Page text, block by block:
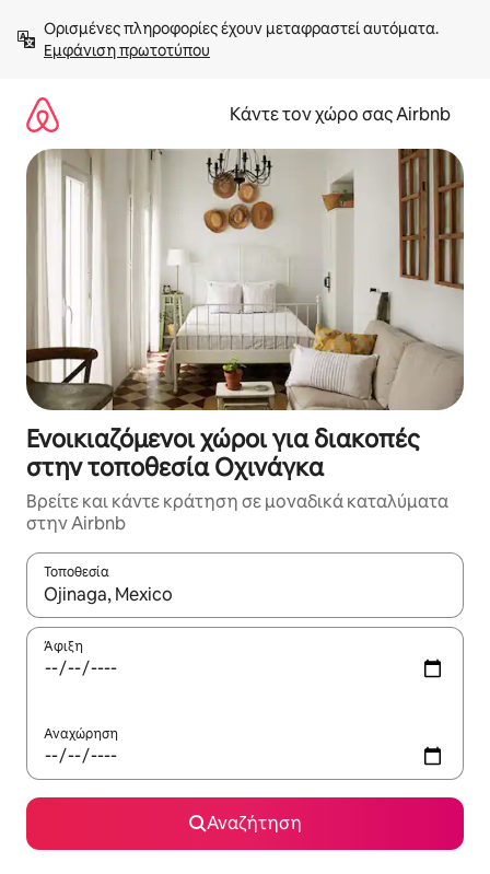
στο
περιεχόμενοΕμφάνιση πρωτοτύπου
Κάντε τον χώρο σας Airbnb
Ενοικιαζόμενοι χώροι για διακοπές
στην τοποθεσία Οχινάγκα
Βρείτε και κάντε κράτηση σε μοναδικά καταλύματα
στην Airbnb
Τοποθεσία
Όταν τα αποτελέσματα είναι διαθέσιμα, μπορείτε να
Άφιξη
Αναχώρηση
Αναζήτηση